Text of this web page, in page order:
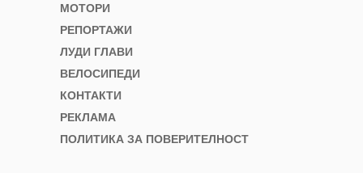
МОТОРИ
РЕПОРТАЖИ
ЛУДИ ГЛАВИ
ВЕЛОСИПЕДИ
КОНТАКТИ
РЕКЛАМА
ПОЛИТИКА ЗА ПОВЕРИТЕЛНОСТ